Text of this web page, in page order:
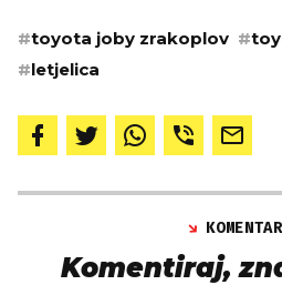
#toyota joby zrakoplov #
#letjelica
Komentiraj,